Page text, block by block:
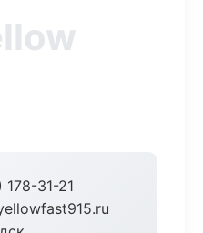
31-21